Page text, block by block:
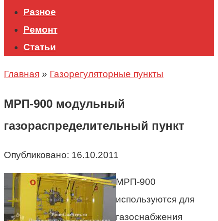
Разное
Ремонт
Статьи
Главная » Газорегуляторные пункты
МРП-900 модульный
газораспределительный пункт
Опубликовано: 16.10.2011
МРП-900
используются для
газоснабжения